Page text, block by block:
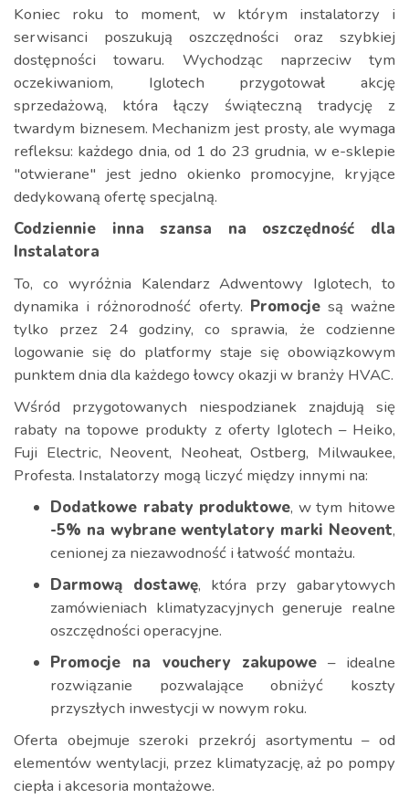
Koniec roku to moment, w którym instalatorzy i
serwisanci poszukują oszczędności oraz szybkiej
dostępności towaru. Wychodząc naprzeciw tym
oczekiwaniom, Iglotech przygotował akcję
sprzedażową, która łączy świąteczną tradycję z
twardym biznesem. Mechanizm jest prosty, ale wymaga
refleksu: każdego dnia, od 1 do 23 grudnia, w e-sklepie
"otwierane" jest jedno okienko promocyjne, kryjące
dedykowaną ofertę specjalną.
Codziennie inna szansa na oszczędność dla
Instalatora
To, co wyróżnia Kalendarz Adwentowy Iglotech, to
dynamika i różnorodność oferty. Promocjesą ważne
tylko przez 24 godziny, co sprawia, że codzienne
logowanie się do platformy staje się obowiązkowym
punktem dnia dla każdego łowcy okazji w branży HVAC.
Wśród przygotowanych niespodzianek znajdują się
rabaty na topowe produkty z oferty Iglotech – Heiko,
Fuji Electric, Neovent, Neoheat, Ostberg, Milwaukee,
Profesta. Instalatorzy mogą liczyć między innymi na:
Dodatkowe rabaty produktowe, w tym hitowe
-5% na wybrane wentylatory marki Neovent,
cenionej za niezawodność i łatwość montażu.
Darmową dostawę, która przy gabarytowych
zamówieniach klimatyzacyjnych generuje realne
oszczędności operacyjne.
Promocje na vouchery zakupowe – idealne
rozwiązanie pozwalające obniżyć koszty
przyszłych inwestycji w nowym roku.
Oferta obejmuje szeroki przekrój asortymentu – od
elementów wentylacji, przez klimatyzację, aż po pompy
ciepła i akcesoria montażowe.